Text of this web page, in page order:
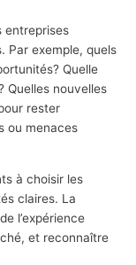
entreprises
Par exemple, quels
Quelle
Quelles nouvelles
rester
ou menaces
à choisir les
claires. La
l’expérience
et reconnaître